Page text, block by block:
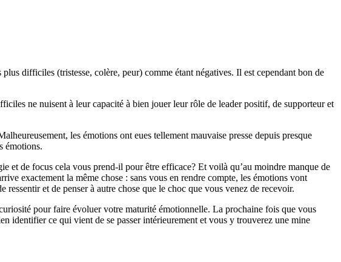
difficiles (tristesse, colère, peur) comme étant négatives. Il est cependant bon de
ne nuisent à leur capacité à bien jouer leur rôle de leader positif, de supporteur et
les émotions ont eues tellement mauvaise presse depuis presque
émotions.
et de focus cela vous prend-il pour être efficace? Et voilà qu’au moindre manque de
exactement la même chose : sans vous en rendre compte, les émotions vont
et de penser à autre chose que le choc que vous venez de recevoir.
pour faire évoluer votre maturité émotionnelle. La prochaine fois que vous
identifier ce qui vient de se passer intérieurement et vous y trouverez une mine